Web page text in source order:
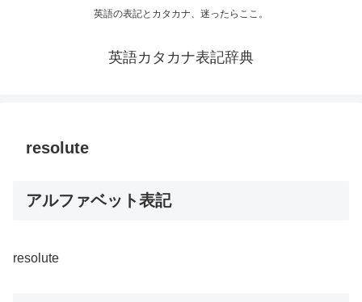
英語の表記とカタカナ、迷ったらここ。
英語カタカナ表記辞典
resolute
アルファベット表記
resolute